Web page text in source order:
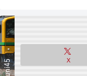
X